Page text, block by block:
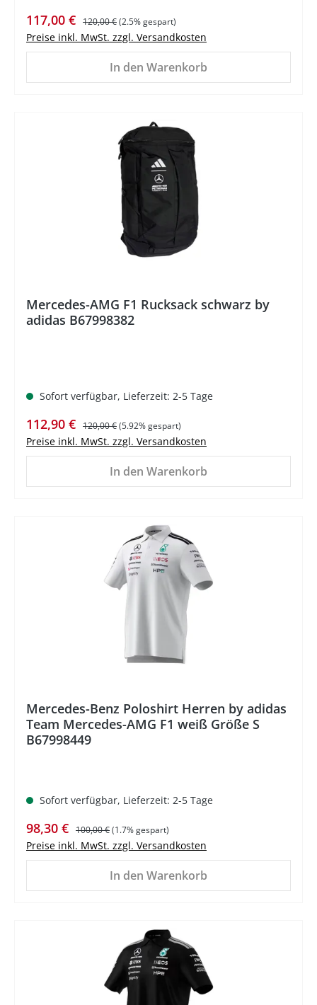
Verkaufspreis:
117,00 € Regulärer Preis:
120,00 €(2.5% gespart)
Preise inkl. MwSt. zzgl. Versandkosten
In den Warenkorb
Mercedes-AMG F1 Rucksack schwarz by
adidas B67998382
Sofort verfügbar, Lieferzeit: 2-5 Tage
Verkaufspreis:
112,90 € Regulärer Preis:
120,00 €(5.92% gespart)
Preise inkl. MwSt. zzgl. Versandkosten
In den Warenkorb
Mercedes-Benz Poloshirt Herren by adidas
Team Mercedes-AMG F1 weiß Größe S
B67998449
Sofort verfügbar, Lieferzeit: 2-5 Tage
Verkaufspreis:
98,30 € Regulärer Preis:
100,00 €(1.7% gespart)
Preise inkl. MwSt. zzgl. Versandkosten
In den Warenkorb